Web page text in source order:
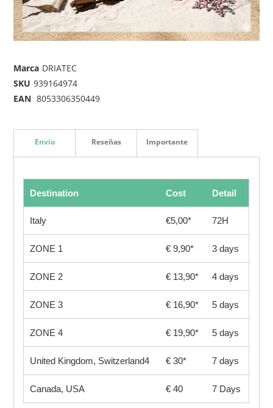
Marca DRIATEC
SKU 939164974
EAN 8053306350449
Envío
Destination Cost Detail
Italy €5,00* 72H
ZONE 1 € 9,90* 3 days
ZONE 2 € 13,90* 4 days
ZONE 3 € 16,90* 5 days
ZONE 4 € 19,90* 5 days
United Kingdom, Switzerland4 € 30* 7 days
Canada, USA € 40 7 Days
Reseñas Importante